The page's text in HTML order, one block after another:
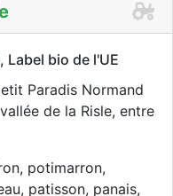
bio de l'UE
Paradis Normand
de la Risle, entre
potimarron,
patisson, panais,